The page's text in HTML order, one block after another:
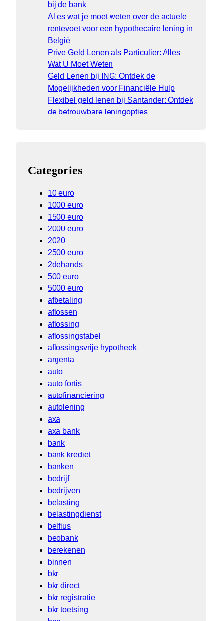
bij de bank
Alles wat je moet weten over de actuele
rentevoet voor een hypothecaire lening in
België
Prive Geld Lenen als Particulier: Alles
Wat U Moet Weten
Geld Lenen bij ING: Ontdek de
Mogelijkheden voor Financiële Hulp
Flexibel geld lenen bij Santander: Ontdek
de betrouwbare leningopties
Categories
10 euro
1000 euro
1500 euro
2000 euro
2020
2500 euro
2dehands
500 euro
5000 euro
afbetaling
aflossen
aflossing
aflossingstabel
aflossingsvrije hypotheek
argenta
auto
auto fortis
autofinanciering
autolening
axa
axa bank
bank
bank krediet
banken
bedrijf
bedrijven
belasting
belastingdienst
belfius
beobank
berekenen
binnen
bkr
bkr direct
bkr registratie
bkr toetsing